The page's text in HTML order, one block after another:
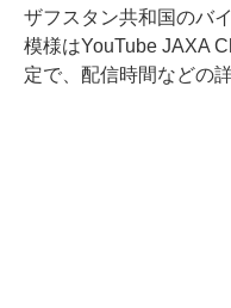
ザフスタン共和国のバ
模様はYouTube JAXA
定で、配信時間などの